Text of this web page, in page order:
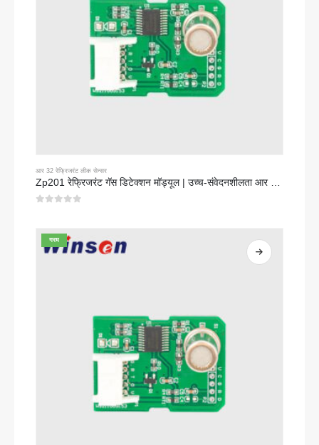
आर 32 रेफ्रिजरंट लीक सेन्सर
गरम